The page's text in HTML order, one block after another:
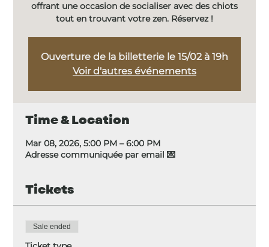
offrant une occasion de socialiser avec des chiots
tout en trouvant votre zen. Réservez !
Ouverture de la billetterie le 15/02 à 19h
Voir d'autres événements
Time & Location
Mar 08, 2026, 5:00 PM – 6:00 PM
Adresse communiquée par email 💌
Tickets
Sale ended